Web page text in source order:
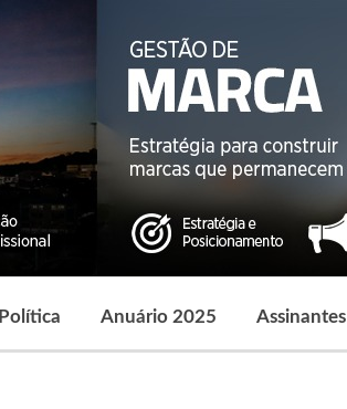
Política Anuário 2025 Assinantes